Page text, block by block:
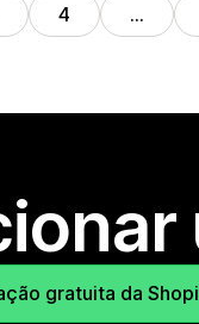
4 …
gratuita da